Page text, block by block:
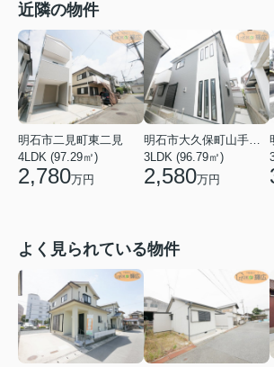
近隣の物件
明石市二見町東二見
4LDK (97.29㎡)
2,780万円
明石市大久保町山手台２丁目
3LDK (96.79㎡)
2,580万円
よく見られている物件